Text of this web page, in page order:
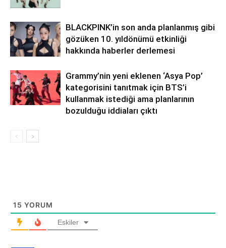
BLACKPINK’in son anda planlanmış gibi
gözüken 10. yıldönümü etkinliği
hakkında haberler derlemesi
Grammy’nin yeni eklenen ‘Asya Pop’
kategorisini tanıtmak için BTS’i
kullanmak istediği ama planlarının
bozulduğu iddiaları çıktı
15 YORUM
Eskiler